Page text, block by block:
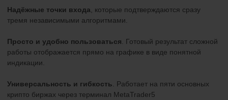
Надёжные точки входа , которые подтверждаются сразу
тремя независимыми алгоритмами.
Просто и удобно пользоваться . Готовый результат сложной
работы отображается прямо на графике в виде понятной
индикации.
Универсальность и гибкость . Работает на пяти основных
крипто биржах через терминал MetaTrader5